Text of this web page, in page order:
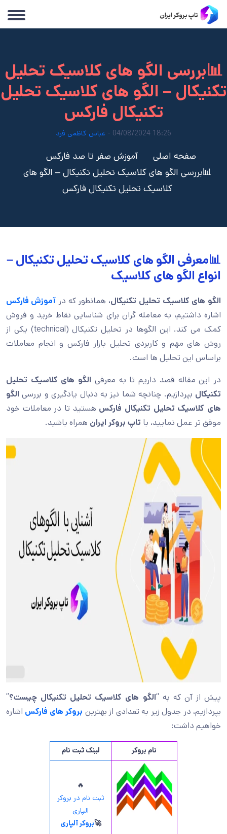
📊بررسی الگو های کلاسیک تحلیل
تکنیکال – الگو های کلاسیک تحلیل
تکنیکال فارکس
18:26 04/08/2024 - عباس کاظمی فرد
صفحه اصلی
آموزش صفر تا صد فارکس
📊بررسی الگو های کلاسیک تحلیل تکنیکال – الگو های
کلاسیک تحلیل تکنیکال فارکس
📊معرفی الگو های کلاسیک تحلیل تکنیکال –
انواع الگو های کلاسیک
الگو های کلاسیک تحلیل تکنیکال، همانطور که در آموزش فارکس
اشاره داشتیم، به معامله گران برای شناسایی نقاط خرید و فروش
کمک می کند. این الگوها در تحلیل تکنیکال (technical) یکی از
روش های مهم و کاربردی تحلیل بازار فارکس و انجام معاملات
براساس این تحلیل ها است.
در این مقاله قصد داریم تا به معرفی الگو های کلاسیک تحلیل
تکنیکال بپردازیم. چنانچه شما نیز به دنبال یادگیری و بررسیالگو
های کلاسیک تحلیل تکنیکال فارکس هستید تا در معاملات خود
موفق تر عمل نمایید، با تاپ بروکر ایران همراه باشید.
پیش از آن که به “الگو های کلاسیک تحلیل تکنیکال چیست؟”
بپردازیم، در جدول زیر به تعدادی از بهترین بروکر های فارکس اشاره
خواهیم داشت:
نام بروکر لینک ثبت نام
🔥
ثبت نام در بروکر
الپاری
🚀بروکر آلپاری